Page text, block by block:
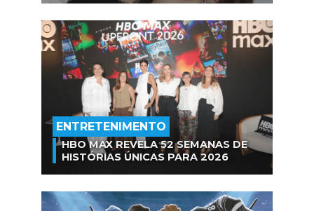
ENTRETENIMENTO
HBO MAX REVELA 52 SEMANAS DE
HISTÓRIAS ÚNICAS PARA 2026